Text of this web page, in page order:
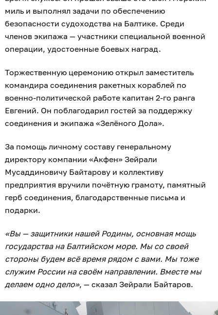
миль и выполнял задачи по обеспечению
безопасности судоходства на Балтике. Среди
членов экипажа — участники специальной военной
операции, удостоенные боевых наград.
Торжественную церемонию открыл заместитель
командира соединения ракетных кораблей по
военно-политической работе капитан 2-го ранга
Евгений. Он поблагодарил гостей за поддержку
соединения и экипажа «Зелёного Дола».
За помощь личному составу генеральному
директору компании «Акфен» Зейрали
Мусаддиновичу Байтарову и коллективу
предприятия вручили почётную грамоту, памятный
герб соединения, благодарственные письма и
подарки.
«Вы — защитники нашей Родины, основная мощь
государства на Балтийском море. Мы со своей
стороны будем всё время рядом с вами. Мы тоже
служим России на своём направлении. Вместе мы
делаем одно дело», — сказал Зейрали Байтаров.